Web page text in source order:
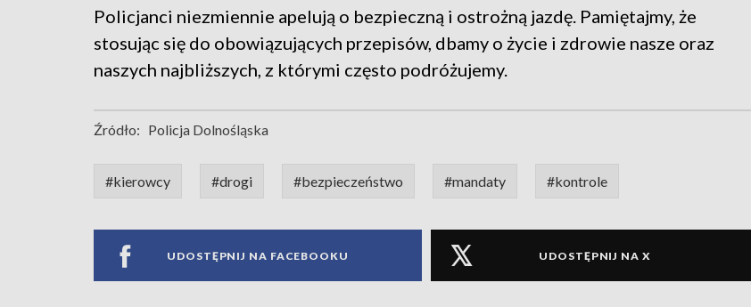
Policjanci niezmiennie apelują o bezpieczną i ostrożną jazdę. Pamiętajmy, że
stosując się do obowiązujących przepisów, dbamy o życie i zdrowie nasze oraz
naszych najbliższych, z którymi często podróżujemy.
Źródło: Policja Dolnośląska
#kierowcy #drogi #bezpieczeństwo #mandaty #kontrole
UDOSTĘPNIJ NA FACEBOOKU UDOSTĘPNIJ NA X